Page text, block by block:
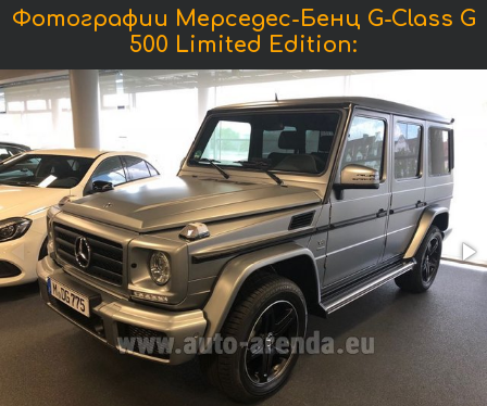
Фотографии Мерседес-Бенц G-Class G
500 Limited Edition: